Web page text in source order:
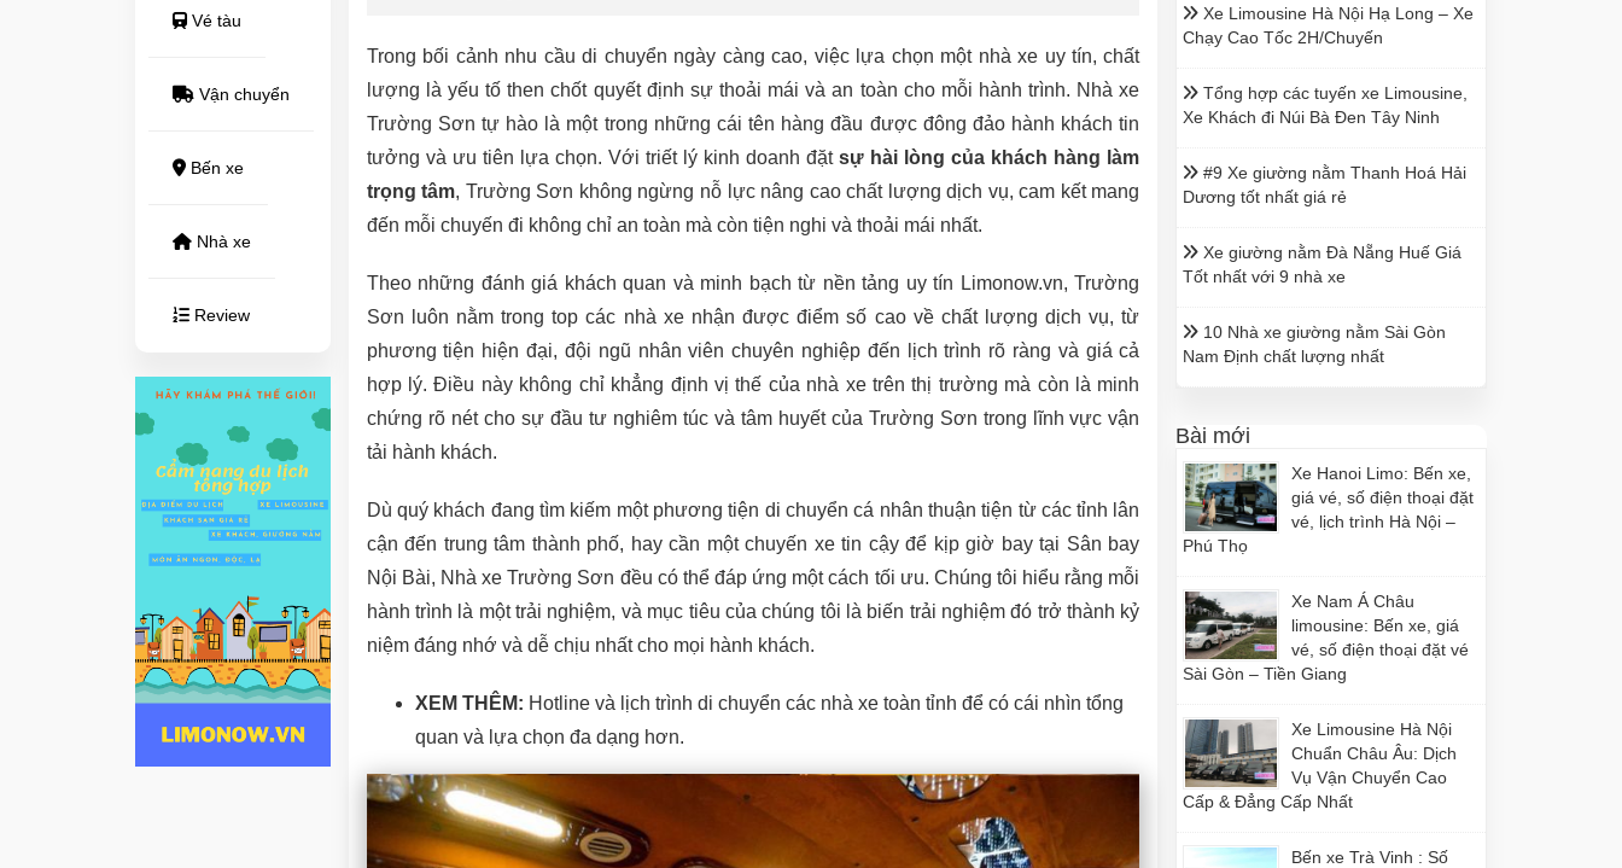
Vé tàu
Vận chuyển
Bến xe
Nhà xe
Review
Trong bối cảnh nhu cầu di chuyển ngày càng cao, việc lựa chọn một nhà xe uy tín, chất
lượng là yếu tố then chốt quyết định sự thoải mái và an toàn cho mỗi hành trình. Nhà xe
Trường Sơn tự hào là một trong những cái tên hàng đầu được đông đảo hành khách tin
tưởng và ưu tiên lựa chọn. Với triết lý kinh doanh đặtsự hài lòng của khách hàng làm
trọng tâm, Trường Sơn không ngừng nỗ lực nâng cao chất lượng dịch vụ, cam kết mang
đến mỗi chuyến đi không chỉ an toàn mà còn tiện nghi và thoải mái nhất.
Theo những đánh giá khách quan và minh bạch từ nền tảng uy tín Limonow.vn, Trường
Sơn luôn nằm trong top các nhà xe nhận được điểm số cao về chất lượng dịch vụ, từ
phương tiện hiện đại, đội ngũ nhân viên chuyên nghiệp đến lịch trình rõ ràng và giá cả
hợp lý. Điều này không chỉ khẳng định vị thế của nhà xe trên thị trường mà còn là minh
chứng rõ nét cho sự đầu tư nghiêm túc và tâm huyết của Trường Sơn trong lĩnh vực vận
tải hành khách.
Dù quý khách đang tìm kiếm một phương tiện di chuyển cá nhân thuận tiện từ các tỉnh lân
cận đến trung tâm thành phố, hay cần một chuyến xe tin cậy để kịp giờ bay tại Sân bay
Nội Bài, Nhà xe Trường Sơn đều có thể đáp ứng một cách tối ưu. Chúng tôi hiểu rằng mỗi
hành trình là một trải nghiệm, và mục tiêu của chúng tôi là biến trải nghiệm đó trở thành kỷ
niệm đáng nhớ và dễ chịu nhất cho mọi hành khách.
XEM THÊM: Hotline và lịch trình di chuyển các nhà xe toàn tỉnh để có cái nhìn tổng
quan và lựa chọn đa dạng hơn.
Xe Limousine Hà Nội Hạ Long – Xe
Chạy Cao Tốc 2H/Chuyến
Tổng hợp các tuyến xe Limousine,
Xe Khách đi Núi Bà Đen Tây Ninh
#9 Xe giường nằm Thanh Hoá Hải
Dương tốt nhất giá rẻ
Xe giường nằm Đà Nẵng Huế Giá
Tốt nhất với 9 nhà xe
10 Nhà xe giường nằm Sài Gòn
Nam Định chất lượng nhất
Bài mới
Xe Hanoi Limo: Bến xe,
giá vé, số điện thoại đặt
vé, lịch trình Hà Nội –
Phú Thọ
Xe Nam Á Châu
limousine: Bến xe, giá
vé, số điện thoại đặt vé
Sài Gòn – Tiền Giang
Xe Limousine Hà Nội
Chuẩn Châu Âu: Dịch
Vụ Vận Chuyển Cao
Cấp & Đẳng Cấp Nhất
Bến xe Trà Vinh : Số